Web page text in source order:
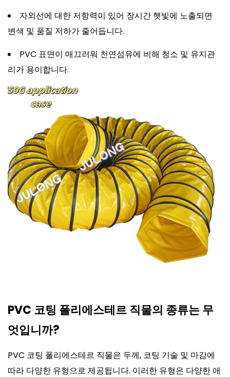
자외선에 대한 저항력이 있어 장시간 햇빛에 노출되면
변색 및 품질 저하가 줄어듭니다.
PVC 표면이 매끄러워 천연섬유에 비해 청소 및 유지관
리가 용이합니다.
PVC 코팅 폴리에스테르 직물의 종류는 무
엇입니까?
PVC 코팅 폴리에스테르 직물은 두께, 코팅 기술 및 마감에
따라 다양한 유형으로 제공됩니다. 이러한 유형은 다양한 애